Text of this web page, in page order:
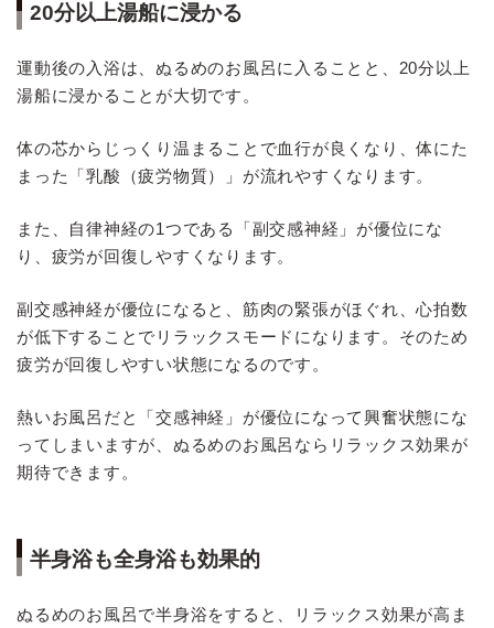
20分以上湯船に浸かる
運動後の入浴は、ぬるめのお風呂に入ることと、20分以上
湯船に浸かることが大切です。
体の芯からじっくり温まることで血行が良くなり、体にた
まった「乳酸（疲労物質）」が流れやすくなります。
また、自律神経の1つである「副交感神経」が優位にな
り、疲労が回復しやすくなります。
副交感神経が優位になると、筋肉の緊張がほぐれ、心拍数
が低下することでリラックスモードになります。そのため
疲労が回復しやすい状態になるのです。
熱いお風呂だと「交感神経」が優位になって興奮状態にな
ってしまいますが、ぬるめのお風呂ならリラックス効果が
期待できます。
半身浴も全身浴も効果的
ぬるめのお風呂で半身浴をすると、リラックス効果が高ま